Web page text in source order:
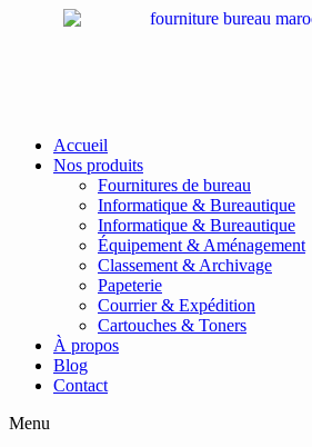
Accueil
Nos produits
Fournitures de bureau
Informatique & Bureautique
Informatique & Bureautique
Équipement & Aménagement
Classement & Archivage
Papeterie
Courrier & Expédition
Cartouches & Toners
À propos
Blog
Contact
Menu